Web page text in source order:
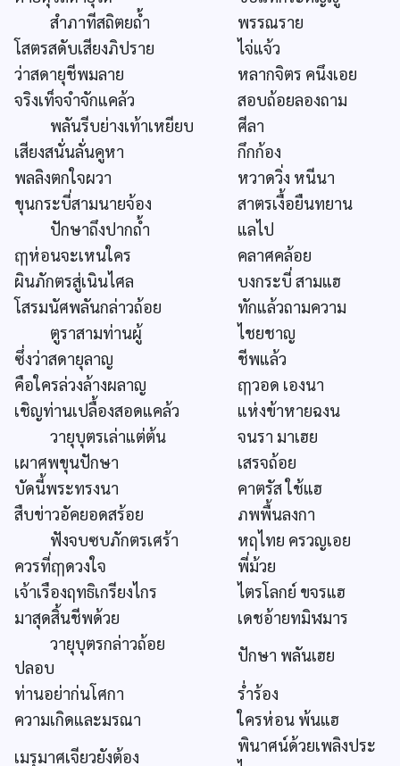
สำภาทีสถิตยถ้ำ
พรรณราย
โสตรสดับเสียงภิปราย
ไจ่แจ้ว
ว่าสดายุชีพมลาย
หลากจิตร คนึงเอย
จริงเท็จจำจักแคล้ว
สอบถ้อยลองถาม
พลันรีบย่างเท้าเหยียบ
ศีลา
เสียงสนั่นลั่นคูหา
กึกก้อง
พลลิงตกใจผวา
หวาดวิ่ง หนีนา
ขุนกระบี่สามนายจ้อง
สาตรเงื้อยืนทยาน
ปักษาถึงปากถ้ำ
แลไป
ฤๅห่อนจะเหนใคร
คลาศคล้อย
ผินภักตรสู่เนินไศล
บงกระบี่ สามแฮ
โสรมนัศพลันกล่าวถ้อย
ทักแล้วถามความ
ตูราสามท่านผู้
ไชยชาญ
ซึ่งว่าสดายุลาญ
ชีพแล้ว
คือใครล่วงล้างผลาญ
ฤๅวอด เองนา
เชิญท่านเปลื้องสอดแคล้ว
แห่งข้าหายฉงน
วายุบุตรเล่าแต่ต้น
จนรา มาเฮย
เผาศพขุนปักษา
เสรจถ้อย
บัดนี้พระทรงนา
คาตรัส ใช้แฮ
สืบข่าวอัคยอดสร้อย
ภพพื้นลงกา
ฟังจบซบภักตรเศร้า
หฤไทย ครวญเอย
ควรที่ฤๅดวงใจ
พี่ม้วย
เจ้าเรืองฤทธิเกรียงไกร
ไตรโลกย์ ขจรแฮ
มาสุดสิ้นชีพด้วย
เดชอ้ายทมิฬมาร
วายุบุตรกล่าวถ้อย
ปลอบ
ปักษา พลันเฮย
ท่านอย่าก่นโศกา
ร่ำร้อง
ความเกิดและมรณา
ใครห่อน พ้นแฮ
เมรุมาศเจียวยังต้อง
พินาศน์ด้วยเพลิงประ